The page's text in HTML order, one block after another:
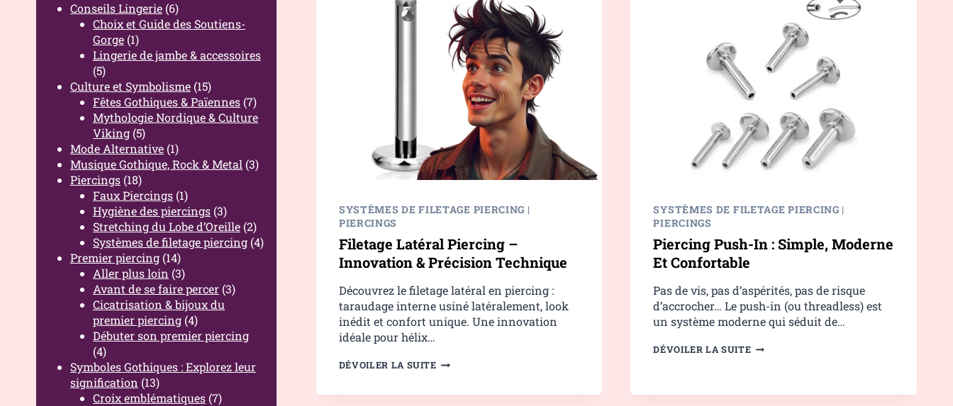
SYSTÈMES DE FILETAGE PIERCING |
PIERCINGS
Filetage Latéral Piercing –
Innovation & Précision Technique
Découvrez le filetage latéral en piercing :
taraudage interne usiné latéralement, look
inédit et confort unique. Une innovation
idéale pour hélix…
DÉVOILER LA SUITEFILETAGE
–
SYSTÈMES DE FILETAGE PIERCING |
PIERCINGS
Piercing Push-In : Simple, Moderne
Et Confortable
Pas de vis, pas d’aspérités, pas de risque
d’accrocher… Le push-in (ou threadless) est
un système moderne qui séduit de…
DÉVOILER LA SUITEPIERCING
SIMPLE,
Conseils Lingerie (6)
Choix et Guide des Soutiens-
Gorge (1)
Lingerie de jambe & accessoires
(5)
Culture et Symbolisme (15)
Fêtes Gothiques & Païennes (7)
Mythologie Nordique & Culture
Viking (5)
Mode Alternative (1)
Musique Gothique, Rock & Metal (3)
Piercings (18)
Faux Piercings (1)
Hygiène des piercings (3)
Stretching du Lobe d’Oreille (2)
Systèmes de filetage piercing (4)
Premier piercing (14)
Aller plus loin (3)
Avant de se faire percer (3)
Cicatrisation & bijoux du
premier piercing (4)
Débuter son premier piercing
(4)
Symboles Gothiques : Explorez leur
signification (13)
Croix emblématiques (7)